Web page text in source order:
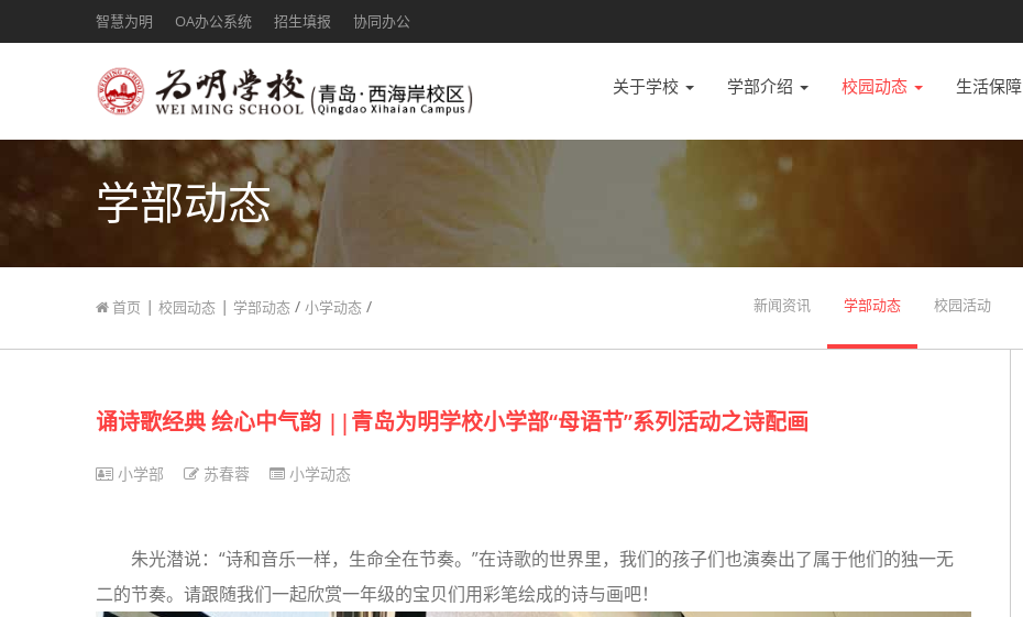
智慧为明 OA办公系统 招生填报 协同办公
关于学校 学部介绍 校园动态 生活保障
学部动态
首页 | 校园动态 | 学部动态 / 小学动态 / 新闻资讯 学部动态 校园活动
诵诗歌经典 绘心中气韵 ||青岛为明学校小学部“母语节”系列活动之诗配画
小学部 苏春蓉 小学动态
朱光潜说：“诗和音乐一样，生命全在节奏。”在诗歌的世界里，我们的孩子们也演奏出了属于他们的独一无
二的节奏。请跟随我们一起欣赏一年级的宝贝们用彩笔绘成的诗与画吧！